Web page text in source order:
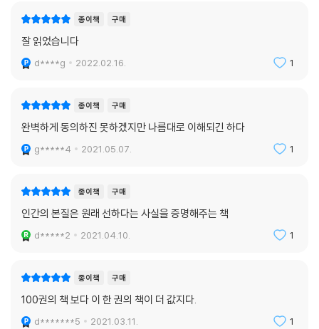
인을 제치고 지구를 지배한 이유는 무엇일까? 뤼트허르 브레흐만은 유발
하라리의 『사피엔스』 이래 이어져온 이 논쟁적 질문에 대하여 현 인류가
적 학습을 하는 ‘호모 퍼피(Homo Puppy)’였기 때문이라고 답한다.(3
업, 교도소 등은 인간이 악하다는 전제를 바탕으로 설계되었으며, 이러한
부정적 사회화 과정은 개인과 사회의 내재적 동기를 약화시키는 동시에 우
력과 언론이 자신의 통제력을 정당화하는 도구로 활용되며, 우리 스스로
온 호모 퍼피의 문명 속에서 부패한 권력이 유지될 수 있었던 이유다. 저자
는 이를 곧 냉소주의와 양극화, 배제와 이기심, 불평등과 관료주의를 배태
우리 스스로 참여와 저항의 의미, 행동할 의무를 되찾을 수 있게 된다고 말
한다. 그리고 우리 사회가 선한 본성에 대한 믿음을 바탕으로 조직한 각국
종이책 구매
잘 읽었습니다
d****g 2022.02.16. 1
종이책 구매
완벽하게 동의하진 못하겠지만 나름대로 이해되긴 하다
g*****4 2021.05.07. 1
종이책 구매
인간의 본질은 원래 선하다는 사실을 증명해주는 책
d*****2 2021.04.10. 1
종이책 구매
100권의 책 보다 이 한 권의 책이 더 값지다.
d*******5 2021.03.11. 1